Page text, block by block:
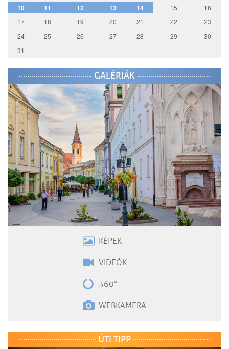
10 11 12 13 14 15
16
17
18 19 20 21 22
23
24
25 26 27 28 29
30
31
GALÉRIÁK
KÉPEK
VIDEÓK
360°
WEBKAMERA
ÚTI TIPP